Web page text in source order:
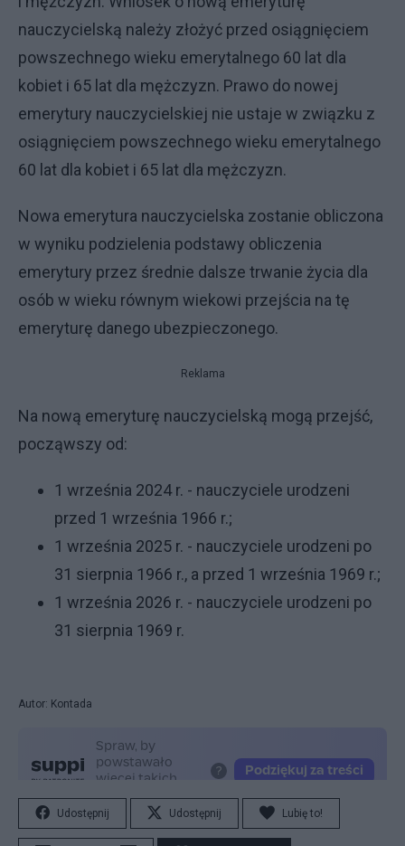
nauczycielską należy złożyć przed osiągnięciem
powszechnego wieku emerytalnego 60 lat dla
kobiet i 65 lat dla mężczyzn. Prawo do nowej
emerytury nauczycielskiej nie ustaje w związku z
osiągnięciem powszechnego wieku emerytalnego
60 lat dla kobiet i 65 lat dla mężczyzn.
Nowa emerytura nauczycielska zostanie obliczona
w wyniku podzielenia podstawy obliczenia
emerytury przez średnie dalsze trwanie życia dla
osób w wieku równym wiekowi przejścia na tę
emeryturę danego ubezpieczonego.
Reklama
Na nową emeryturę nauczycielską mogą przejść,
począwszy od:
1 września 2024 r. - nauczyciele urodzeni
przed 1 września 1966 r.;
1 września 2025 r. - nauczyciele urodzeni po
31 sierpnia 1966 r., a przed 1 września 1969 r.;
1 września 2026 r. - nauczyciele urodzeni po
31 sierpnia 1969 r.
Autor: Kontada
Udostępnij Udostępnij Lubię to!